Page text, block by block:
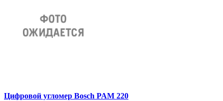
Цифровой угломер Bosch PAM 220